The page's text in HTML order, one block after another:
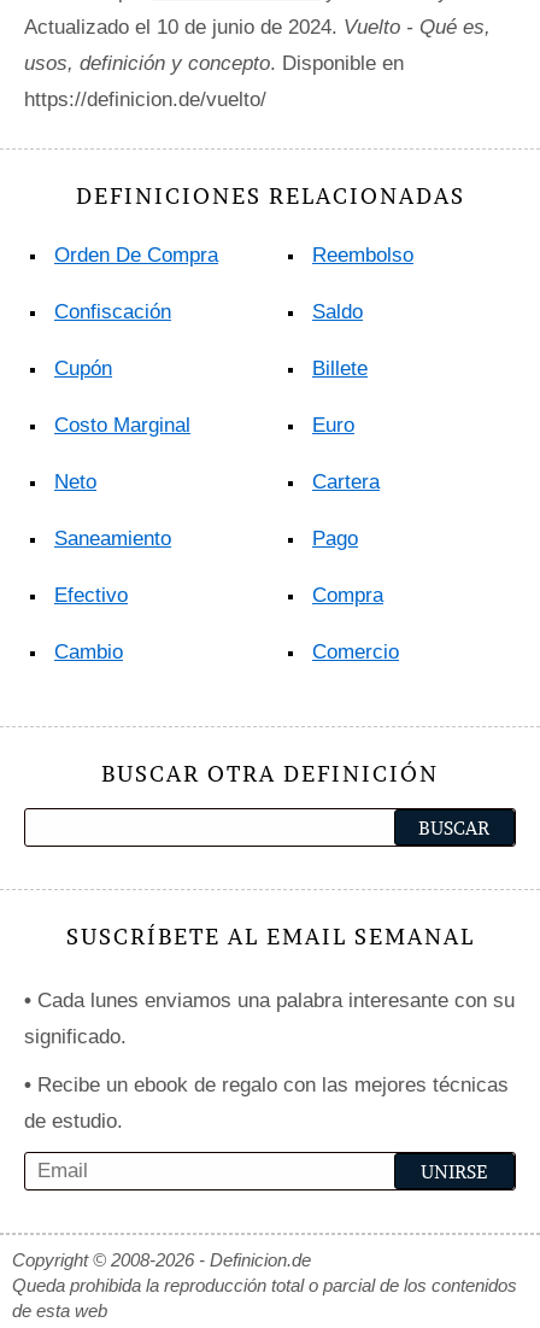
Actualizado el 10 de junio de 2024. Vuelto - Qué es,
usos, definición y concepto. Disponible en
https://definicion.de/vuelto/
DEFINICIONES RELACIONADAS
Orden De Compra
Confiscación
Cupón
Costo Marginal
Neto
Saneamiento
Efectivo
Cambio
Reembolso
Saldo
Billete
Euro
Cartera
Pago
Compra
Comercio
BUSCAR OTRA DEFINICIÓN
SUSCRÍBETE AL EMAIL SEMANAL
• Cada lunes enviamos una palabra interesante con su
significado.
• Recibe un ebook de regalo con las mejores técnicas
de estudio.
Copyright © 2008-2026 - Definicion.de
Queda prohibida la reproducción total o parcial de los contenidos
de esta web